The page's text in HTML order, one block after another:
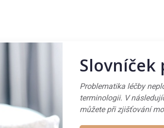
Slovníček
Problematika léčby
terminologii. V
můžete při zjišťování